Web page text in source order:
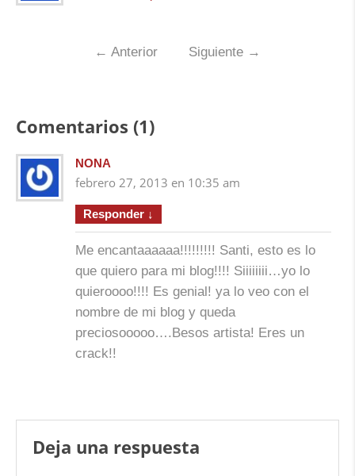
← Anterior Siguiente →
Comentarios (1)
NONA
febrero 27, 2013 en 10:35 am
Responder ↓
Me encantaaaaaa!!!!!!!!! Santi, esto es lo
que quiero para mi blog!!!! Siiiiiiii…yo lo
quieroooo!!!! Es genial! ya lo veo con el
nombre de mi blog y queda
preciosooooo….Besos artista! Eres un
crack!!
Deja una respuesta